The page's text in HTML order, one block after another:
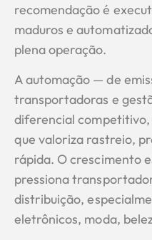
recomendação é
maduros e
plena operação.
A automação — de
transportadoras e
diferencial
que valoriza rastreio,
rápida. O crescimento
pressiona
distribuição,
eletrônicos, moda,